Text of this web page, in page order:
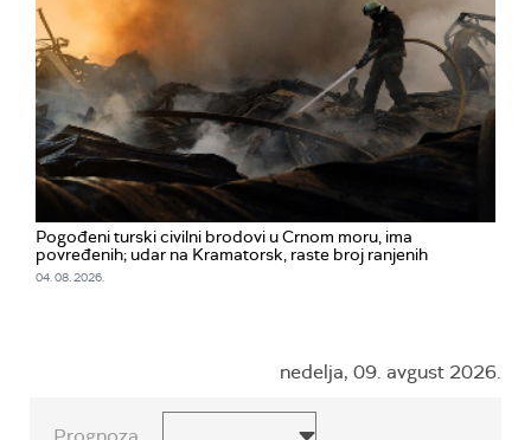
Pogođeni turski civilni brodovi u Crnom moru, ima
povređenih; udar na Kramatorsk, raste broj ranjenih
04. 08. 2026.
nedelja, 09. avgust 2026.